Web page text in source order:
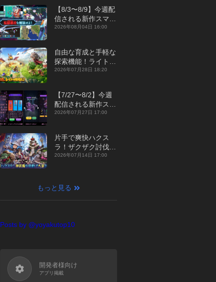
【8/3〜8/9】今週配
信される新作スマホ
ゲームをまとめてお
2026年08月04日 16:00
自由な育成と手軽な
探索機能！ライトカ
ジュアルMMORPG
征』【最新作PICKU
P】
2026年07月28日 18:20
【7/27〜8/2】今週
配信される新作スマ
ホゲームをまとめて
年】
2026年07月27日 17:00
片手で爽快ハクス
ラ！ザクザク討伐し
て神装備を集める放
【最新作PICKUP】
2026年07月14日 17:00
もっと見る
Posts by @yoyakutop10
開発者様向け
アプリ掲載